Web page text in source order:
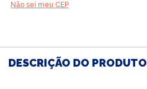
Não sei meu CEP
DESCRIÇÃO DO PRODUTO